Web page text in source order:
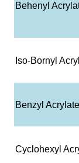
Behenyl
Iso-Bornyl
Benzyl Acrylate
Cyclohexyl